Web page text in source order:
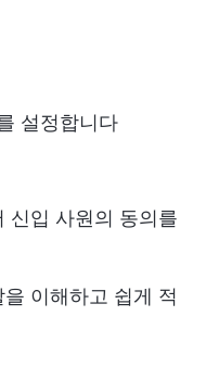
설정합니다
신입 사원의 동의를
이해하고 쉽게 적